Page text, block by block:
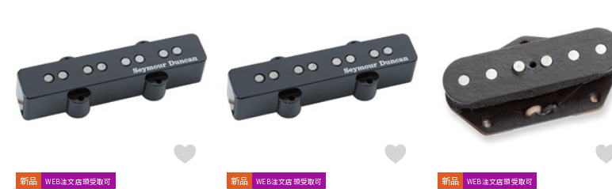
新品 WEB注文店頭受取可 新品 WEB注文店頭受取可 新品 WEB注文店頭受取可